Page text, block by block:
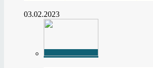
03.02.2023